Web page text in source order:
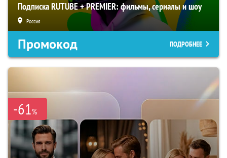
Подписка RUTUBE + PREMIER: фильмы, сериалы и шоу
Россия
Промокод ПОДРОБНЕЕ
-61%